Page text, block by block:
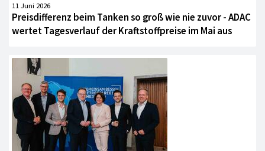
11 Juni 2026
Preisdifferenz beim Tanken so groß wie nie zuvor - ADAC
wertet Tagesverlauf der Kraftstoffpreise im Mai aus